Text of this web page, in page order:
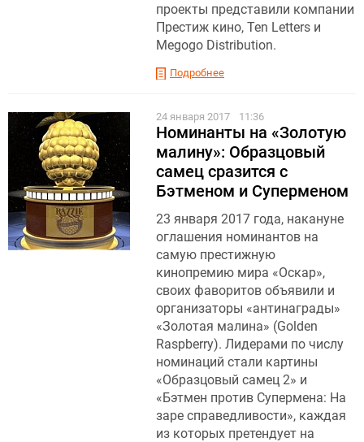
проекты представили компании
Престиж кино, Ten Letters и
Megogo Distribution.
Подробнее
24 января 2017 11:36
Номинанты на «Золотую
малину»: Образцовый
самец сразится с
Бэтменом и Суперменом
23 января 2017 года, накануне
оглашения номинантов на
самую престижную
кинопремию мира «Оскар»,
своих фаворитов объявили и
организаторы «антинаграды»
«Золотая малина» (Golden
Raspberry). Лидерами по числу
номинаций стали картины
«Образцовый самец 2» и
«Бэтмен против Супермена: На
заре справедливости», каждая
из которых претендует на